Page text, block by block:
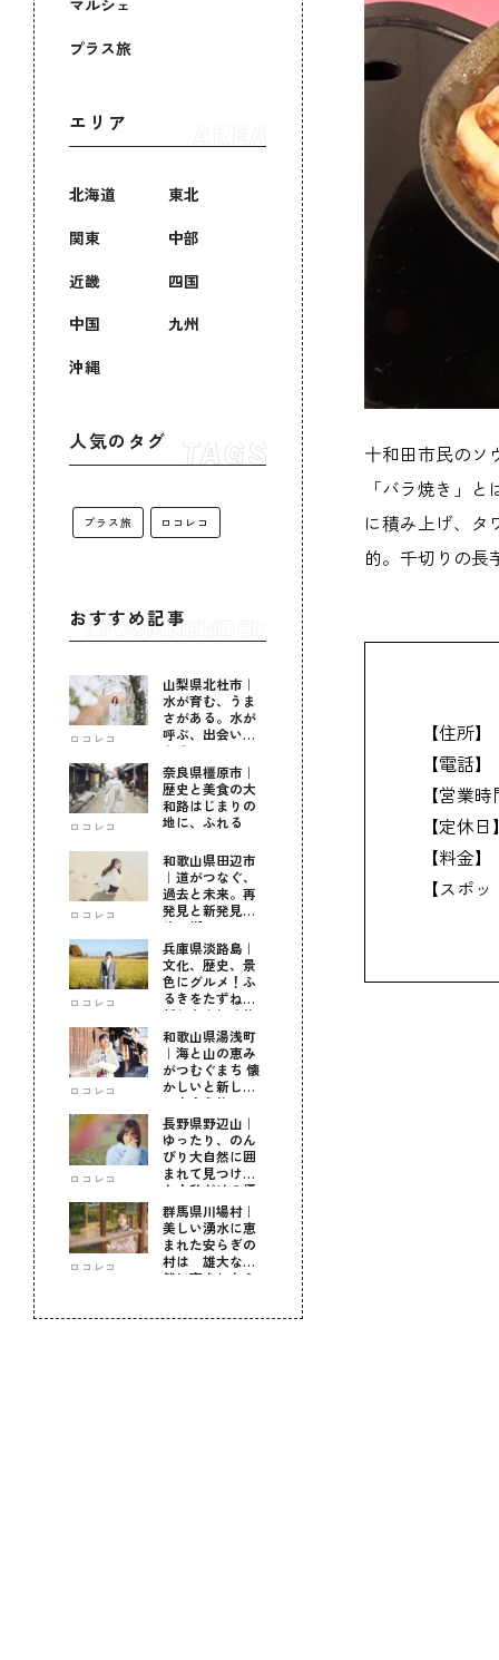
プラス旅
エリア
北海道
東北
関東
中部
近畿
四国
中国
九州
沖縄
人気のタグ
プラス旅 ロコレコ
おすすめ記事
ロコレコ
山梨県北杜市｜
水が育む、うま
さがある。水が
呼ぶ、出会いが
ある。
ロコレコ
奈良県橿原市｜
歴史と美食の大
和路はじまりの
地に、ふれる
ロコレコ
和歌山県田辺市
｜道がつなぐ、
過去と未来。再
発見と新発見の
待つ街へ
ロコレコ
兵庫県淡路島｜
文化、歴史、景
色にグルメ！ふ
るきをたずねて
新しきを知る旅
ロコレコ
和歌山県湯浅町
｜海と山の恵み
がつむぐまち 懐
かしいと新しい
に出会う旅
ロコレコ
長野県野辺山｜
ゆったり、のん
びり大自然に囲
まれて見つけ
た！私だけの優
しい自分時間
ロコレコ
群馬県川場村｜
美しい湧水に恵
まれた安らぎの
村は 雄大な自
然に育まれた心
十和田市民のソ
「バラ焼き」
に積み上げ、タ
的。千切りの長
【住所】
【電話】
【営業
【定休
【料金】
【スポ